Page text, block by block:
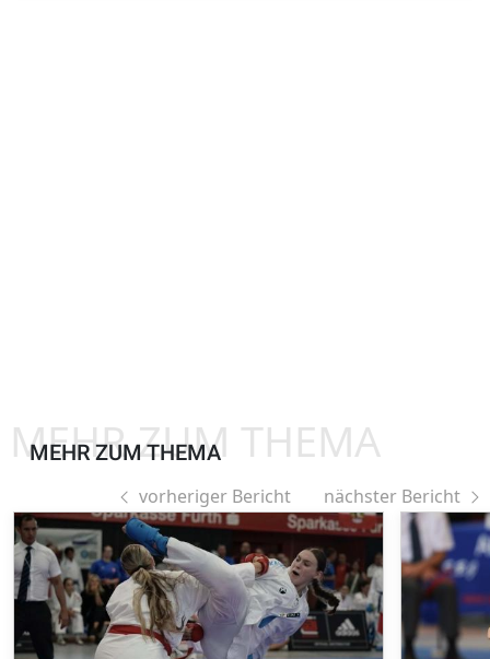
MEHR ZUM THEMA
MEHR ZUM THEMA
vorheriger Bericht nächster Bericht